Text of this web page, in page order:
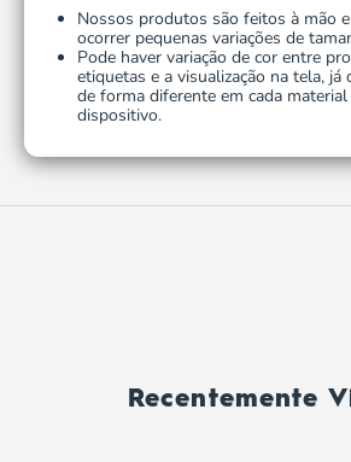
Nossos produtos são feitos à mão
ocorrer pequenas variações de
Pode haver variação de cor entre
etiquetas e a visualização na tela, já
de forma diferente em cada material
dispositivo.
Recentemente